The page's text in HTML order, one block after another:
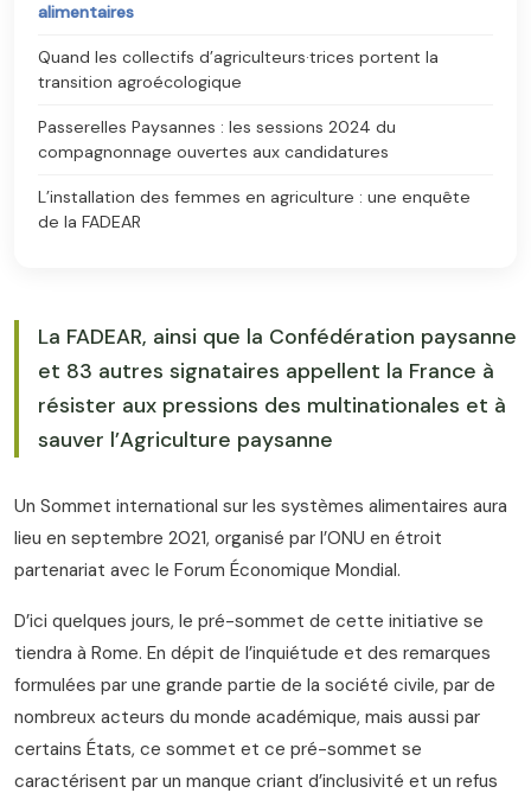
alimentaires
Quand les collectifs d’agriculteurs·trices portent la
transition agroécologique
Passerelles Paysannes : les sessions 2024 du
compagnonnage ouvertes aux candidatures
L’installation des femmes en agriculture : une enquête
de la FADEAR
La FADEAR, ainsi que la Confédération paysanne
et 83 autres signataires appellent la France à
résister aux pressions des multinationales et à
sauver l’Agriculture paysanne
Un Sommet international sur les systèmes alimentaires aura
lieu en septembre 2021, organisé par l’ONU en étroit
partenariat avec le Forum Économique Mondial.
D’ici quelques jours, le pré-sommet de cette initiative se
tiendra à Rome. En dépit de l’inquiétude et des remarques
formulées par une grande partie de la société civile, par de
nombreux acteurs du monde académique, mais aussi par
certains États, ce sommet et ce pré-sommet se
caractérisent par un manque criant d’inclusivité et un refus